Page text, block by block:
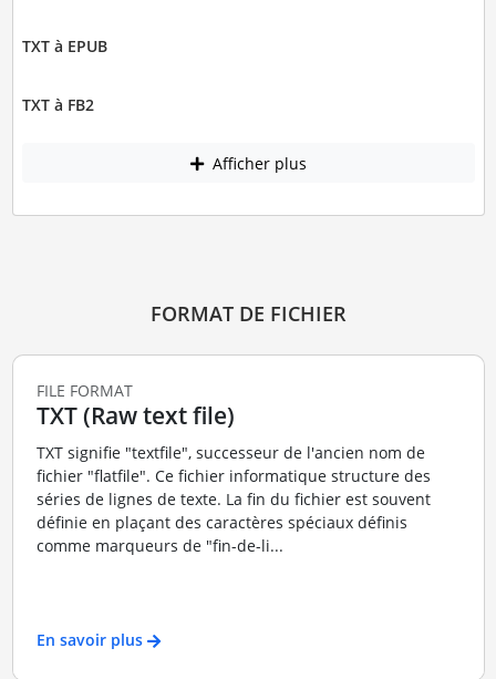
TXT à EPUB
TXT à FB2
Afficher plus
FORMAT DE FICHIER
FILE FORMAT
TXT (Raw text file)
TXT signifie "textfile", successeur de l'ancien nom de
fichier "flatfile". Ce fichier informatique structure des
séries de lignes de texte. La fin du fichier est souvent
définie en plaçant des caractères spéciaux définis
comme marqueurs de "fin-de-li...
En savoir plus